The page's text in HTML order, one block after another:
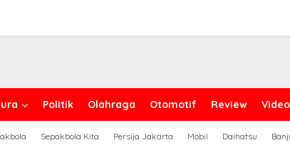
Politik Olahraga Otomotif Review Video
Sepakbola Kita Persija Jakarta Mobil Daihatsu